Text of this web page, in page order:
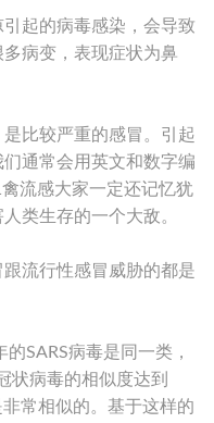
起的病毒感染，会导致
多病变，表现症状为鼻
比较严重的感冒。引起
通常会用英文和数字编
流感大家一定还记忆犹
类生存的一个大敌。
流行性感冒威胁的都是
SARS病毒是同一类，
状病毒的相似度达到
常相似的。基于这样的